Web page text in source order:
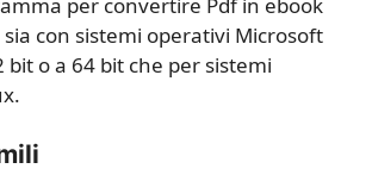
con sistemi operativi Microsoft
bit o a 64 bit che per sistemi